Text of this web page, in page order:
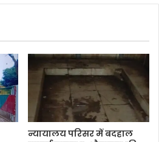
न्यायालय परिसर में बदहाल